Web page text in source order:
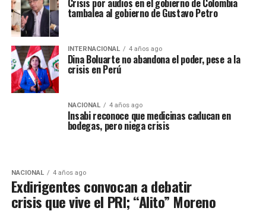
Crisis por audios en el gobierno de Colombia
tambalea al gobierno de Gustavo Petro
INTERNACIONAL 4 años ago
Dina Boluarte no abandona el poder, pese a la
crisis en Perú
NACIONAL 4 años ago
Insabi reconoce que medicinas caducan en
bodegas, pero niega crisis
NACIONAL 4 años ago
Exdirigentes convocan a debatir
crisis que vive el PRI; “Alito” Moreno